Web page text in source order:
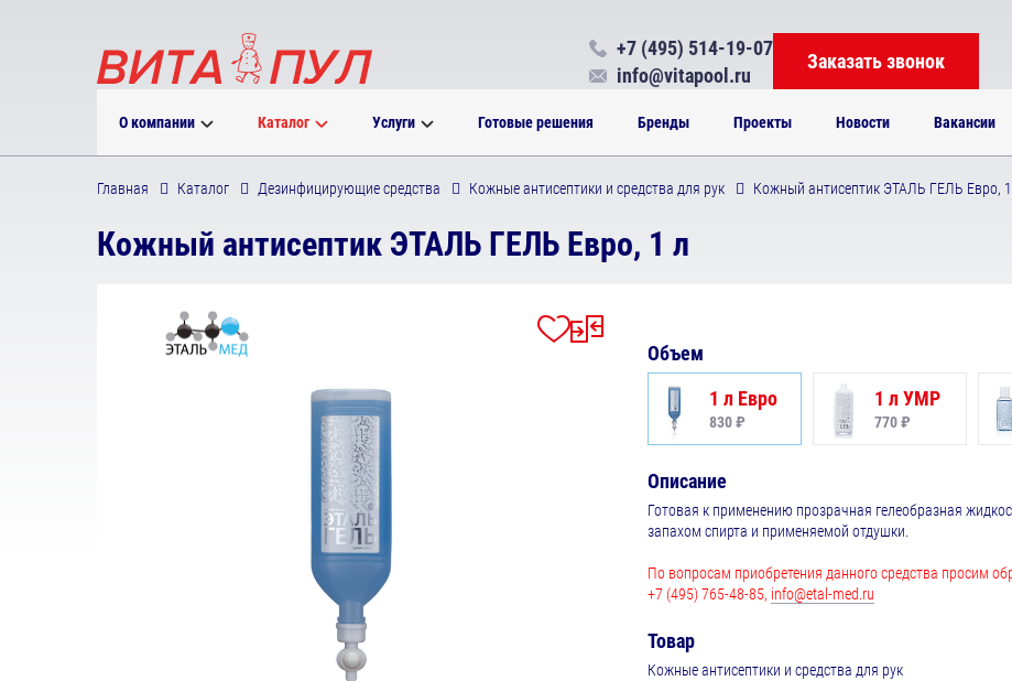
О компании Каталог Услуги Готовые решения Бренды Проекты Новости Вакансии
+7 (495) 514-19-07
info@vitapool.ru
Заказать звонок
Главная Каталог Дезинфицирующие средства Кожные антисептики и средства для рук Кожный антисептик ЭТАЛЬ ГЕЛЬ Евро,
Кожный антисептик ЭТАЛЬ ГЕЛЬ Евро, 1 л
Объем
1 л Евро
830 ₽
1 л УМР
770 ₽
Описание
Готовая к применению прозрачная гелеобразная
запахом спирта и применяемой отдушки.
По вопросам приобретения данного средства просим
+7 (495) 765-48-85, info@etal-med.ru
Товар
Кожные антисептики и средства для рук